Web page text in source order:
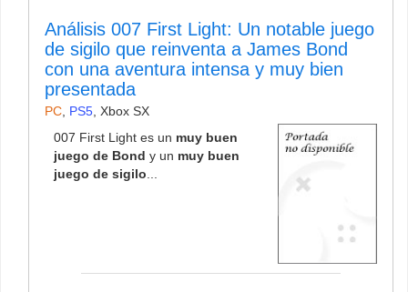
Análisis 007 First Light: Un notable juego
de sigilo que reinventa a James Bond
con una aventura intensa y muy bien
presentada
PC PS5 Xbox SX
007 First Light es un muy buen
juego de Bond y un muy buen
juego de sigilo